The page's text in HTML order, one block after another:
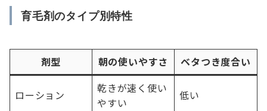
育毛剤のタイプ別特性
剤型 朝の使いやすさ ベタつき度合い
ローション
乾きが速く使い
やすい
低い